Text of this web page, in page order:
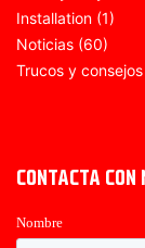
Installation (1)
Noticias (60)
Trucos y consejos
CONTACTA CON